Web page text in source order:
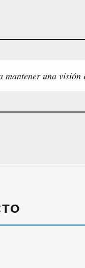
una visión